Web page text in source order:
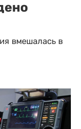
вмешалась в